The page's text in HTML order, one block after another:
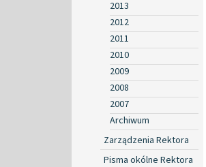
2013
2012
2011
2010
2009
2008
2007
Archiwum
Zarządzenia Rektora
Pisma okólne Rektora